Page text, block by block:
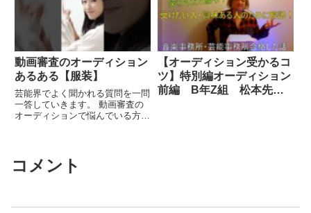
動画審査のオーディション
あるある【服装】
芸能界でよく聞かれる質問を一問
一答していきます。 動画審査の
オーディションで悩んでいる方
【オーディション受かるコ
ツ】特別編オーディション
前編 B年Z組 松本先
コメント